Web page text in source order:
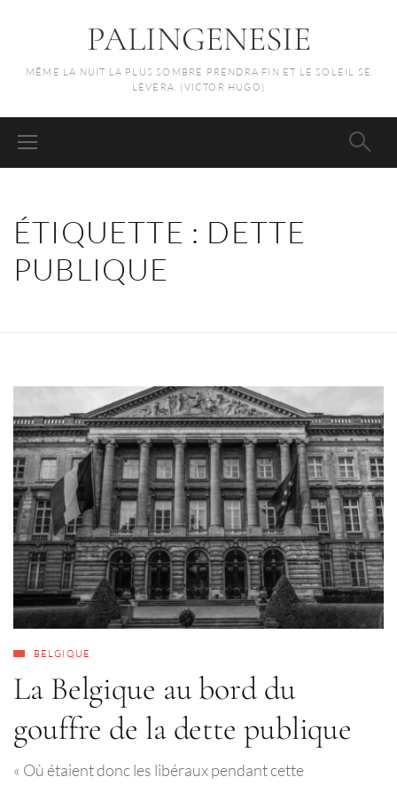
PALINGENESIE
MÊME LA NUIT LA PLUS SOMBRE PRENDRA FIN ET LE SOLEIL SE
LÈVERA. (VICTOR HUGO)
ÉTIQUETTE : DETTE
PUBLIQUE
BELGIQUE
La Belgique au bord du
gouffre de la dette publique
« Où étaient donc les libéraux pendant cette